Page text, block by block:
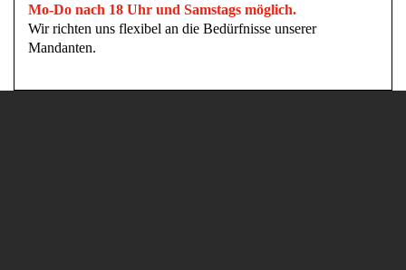
Mo-Do nach 18 Uhr und Samstags möglich.
Wir richten uns flexibel an die Bedürfnisse unserer
Mandanten.